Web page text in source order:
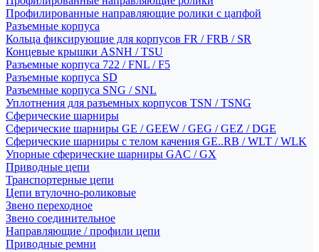
Профилированные направляющие ролики с цапфой
Разъемные корпуса
Кольца фиксирующие для корпусов FR / FRB / SR
Концевые крышки ASNH / TSU
Разъемные корпуса 722 / FNL / F5
Разъемные корпуса SD
Разъемные корпуса SNG / SNL
Уплотнения для разъемных корпусов TSN / TSNG
Сферические шарниры
Сферические шарниры GE / GEEW / GEG / GEZ / DGE
Сферические шарниры с телом качения GE..RB / WLT / WLK
Упорные сферические шарниры GAC / GX
Приводные цепи
Транспортерные цепи
Цепи втулочно-роликовые
Звено переходное
Звено соединительное
Направляющие / профили цепи
Приводные ремни